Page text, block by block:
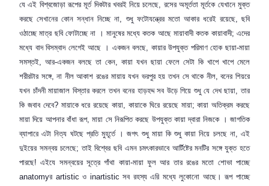
যে এই বিশ্বজোড়া রূপের মূর্ত দিকটার খবরই নিয়ে চলেছে, রসের অমূর্ততা মূর্তকে যেখানে মুক্ত
করছে সেখানের কোন সন্ধান নিচ্ছে না, শুধু ফটোযন্ত্রের মতো আকার ধরেই রয়েছে,ছবি
ওঠাচ্ছে মাত্র ছবি ফোটাচ্ছে না । মানুষের মধ্যে কতক আছে মায়াবাদী কতক কায়াবাদী;এদের
মধ্যে বাদ বিসম্বাদ লেগেই আছে । একজন বলছে, কায়ার উপযুক্ত পরিমাণ হোক ছায়া-মায়া
সমস্তই, আর-একজন বলছে তা কেন, কায়া যখন ছায়া ফেলে সেটা কি খাপে খাপে মেলে
শরীরটার সঙ্গে,না নীল আকাশ রঙের মায়ায় যখন ভরপুর হয় তখন সে থাকে নীল,বনের শিয়রে
যখন চাঁদনী মায়াজাল বিস্তার করলে তখন বনের হাড়হদ্দ সব উড়ে গিয়ে শুধু যে দেখ ছায়া,তার
কি জবাব দেবে? মায়াকে ধরে রয়েছে কায়া, কায়াকে ঘিরে রয়েছে মায়া;কায়া অতিক্রম করছে
মায়া দিয়ে আপনার বাঁধা রূপ,মায়া সে নিরূপিত করছে উপযুক্ত কায়া দ্বারা নিজকে । জাগতিক
ব্যাপারে এটা নিত্য ঘটছে প্রতি মুহূর্তে । জগৎ শুধু মায়া কি শুধু কায়া নিয়ে চলছে না, এই
দুইয়ের সমন্বয় চলেছে;তাই বিশ্বের ছবি এমন চমৎকারভাবে আর্টিষ্টের মনটির সঙ্গে যুক্ত হতে
পারছে! এইযে সমন্বয়ের সূত্রে গাঁথা কায়া-মায়া ফুল আর তার রঙের মতো শোভা পাচ্ছে
anatomyর artisticও inartisticসব রহস্য এরি মধ্যে লুকোনো আছে। রূপ পাচ্ছে